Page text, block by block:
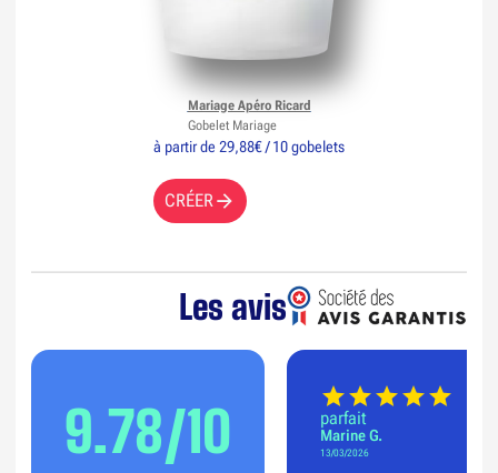
à partir de 29,88€ / 10 gobelets
CRÉER
Mariage Apéro Ricard
Gobelet Mariage
Les avis
9.78/10 parfait
Marine G.
13/03/2026